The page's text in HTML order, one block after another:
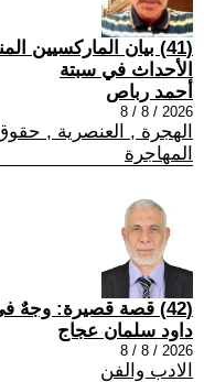
(41) بيان الماركسيين
الأحداث في سبتة
أحمد رباص
2026 / 8 / 8
الهجرة , العنصرية ,
المهاجرة
(42) قصة قصيرة: وجهٌ في العتمة
داود سلمان عجاج
2026 / 8 / 8
الادب والفن